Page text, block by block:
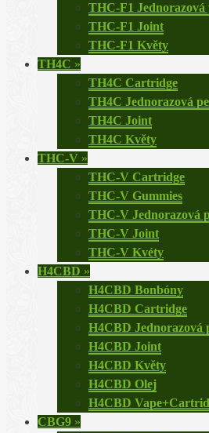
THC-F1 Jednorazová
THC-F1 Joint
THC-F1 Květy
TH4C »
TH4C Cartridge
TH4C Jednorazová
TH4C Joint
TH4C Květy
THC-V »
THC-V Cartridge
THC-V Gummies
THC-V Jednorazová
THC-V Joint
THC-V Kvéty
H4CBD »
H4CBD Bonbóny
H4CBD Cartridge
H4CBD Jednorazová
H4CBD Joint
H4CBD Květy
H4CBD Olej
H4CBD
CBG9 »